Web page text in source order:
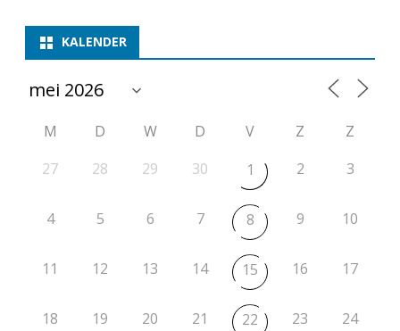
KALENDER
M D W D V Z
Z
27
28 29 30 1 2 3
4 5 6 7 8 9 10
11 12 13 14 15 16 17
18 19 20 21 22 23 24